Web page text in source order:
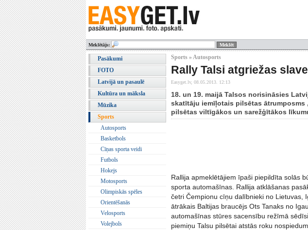
Meklētājs:
Pasākumi
FOTO
Latvijā un pasaulē
Kultūra un māksla
Mūzika
Sports
Autosports
Basketbols
Cīņas sporta veidi
Futbols
Hokejs
Motosports
Olimpiskās spēles
Orientēšanās
Velosports
Volejbols
Sports » Autosports
Rally Talsi atgriežas
Easyget.lv, 08.05.2013. 12:13
18. un 19. maijā Talsos norisināsies
skatītāju iemīļotais pilsētas ātrumposms
pilsētas viltīgākos un sarežģītākos
Rallija apmeklētājiem īpaši piepildīta solās
sporta automašīnas. Rallija atklāšanas
četri Čempionu cīņu dalībnieki no Lietuvas,
ātrākais Baltijas braucējs Ots Tanaks no
automašīnas stūres sacensību režīmā
piemiņu Talsu pilsētai atstās roku